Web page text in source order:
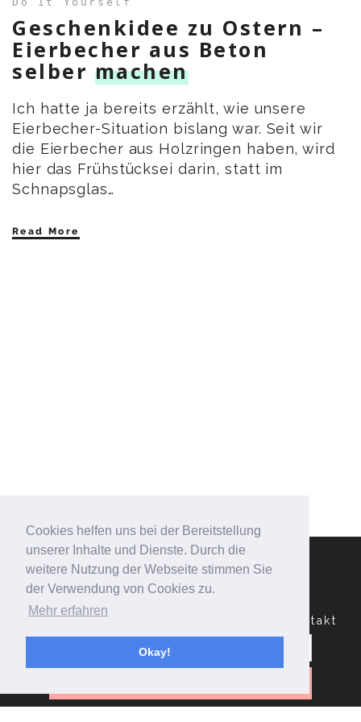
Cookies helfen uns bei der Bereitstellung
unserer Inhalte und Dienste. Durch die
weitere Nutzung der Webseite stimmen Sie
der Verwendung von Cookies zu.
Mehr erfahren
Okay!
Geschenkidee zu Ostern –
Eierbecher aus Beton
selber machen
Ich hatte ja bereits erzählt, wie unsere
Eierbecher-Situation bislang war. Seit wir
die Eierbecher aus Holzringen haben, wird
hier das Frühstücksei darin, statt im
Schnapsglas…
Read More
Datenschutzerklärung Kontakt
Suchen